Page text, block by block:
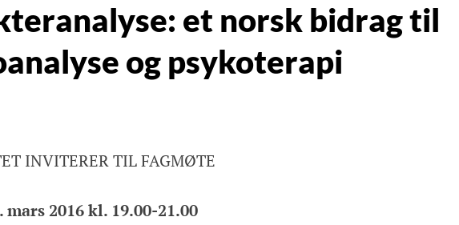
et norsk bidrag til
og psykoterapi
INVITERER TIL FAGMØTE
mars 2016 kl. 19.00-21.00